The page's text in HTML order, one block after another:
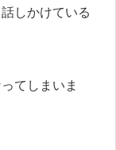
しかけている
てしまいま